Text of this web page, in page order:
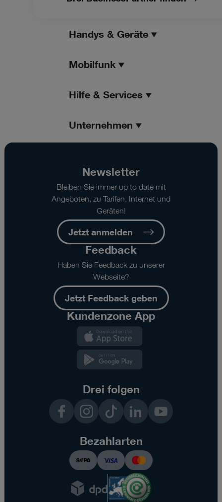
Handys & Geräte
Mobilfunk
Hilfe & Services
Unternehmen
Newsletter
Bleiben Sie immer up to date mit
Angeboten, zu Tarifen, Internet und
Geräten!
Jetzt anmelden
Feedback
Haben Sie Feedback zu unserer
Webseite?
Jetzt Feedback geben
Kundenzone App
Drei folgen
InstagramTikTok LinkedInYouTube
Bezahlarten